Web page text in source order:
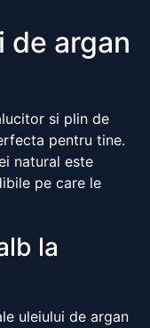
de argan
si plin de
pentru tine.
natural este
pe care le
la
uleiului de argan